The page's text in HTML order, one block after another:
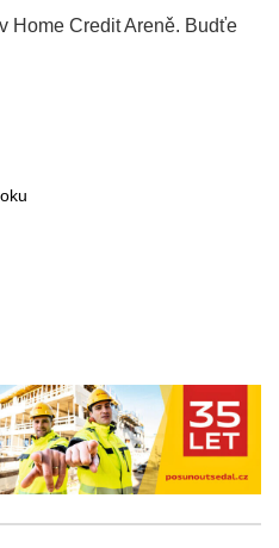
Home Credit Areně. Budťe